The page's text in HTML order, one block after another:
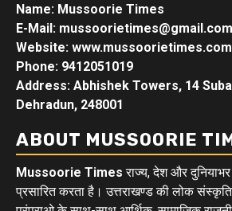
Name: Mussoorie Times
E-Mail: mussoorietimes@gmail.com
Website: www.mussoorietimes.com
Phone: 9412051019
Address: Abhishek Towers, 14
Dehradun, 248001
ABOUT MUSSOORIE
Mussoorie Times राज्य, देश और
प्रसारित करता है। उत्तराखण्ड की लोक